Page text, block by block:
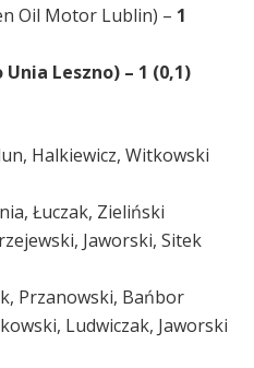
Oil Motor Lublin) – 1
Leszno) – 1 (0,1)
Halkiewicz, Witkowski
Łuczak, Zieliński
Jaworski, Sitek
Przanowski, Bańbor
Ludwiczak, Jaworski